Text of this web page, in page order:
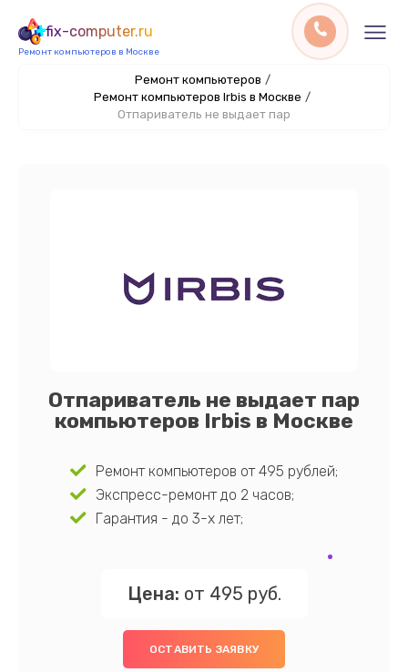
fix-computer.ru
Ремонт компьютеров в Москве
Ремонт компьютеров /
Ремонт компьютеров Irbis в Москве /
Отпариватель не выдает пар
Отпариватель не выдает пар
компьютеров Irbis в Москве
Ремонт компьютеров от 495 рублей;
Экспресс-ремонт до 2 часов;
Гарантия - до 3-х лет;
Цена: от 495 руб.
ОСТАВИТЬ ЗАЯВКУ